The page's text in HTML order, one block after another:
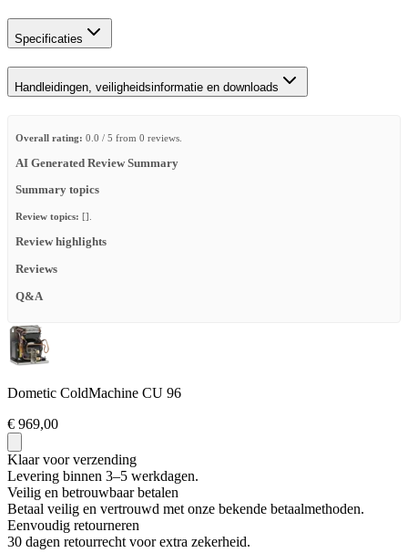
Specificaties
Handleidingen, veiligheidsinformatie en downloads
Overall rating: 0.0 / 5 from 0 reviews.
AI Generated Review Summary
Summary topics
Review topics: [].
Review highlights
Reviews
Q&A
Dometic ColdMachine CU 96
€ 969,00
Klaar voor verzending
Levering binnen 3–5 werkdagen.
Veilig en betrouwbaar betalen
Betaal veilig en vertrouwd met onze bekende betaalmethoden.
Eenvoudig retourneren
30 dagen retourrecht voor extra zekerheid.